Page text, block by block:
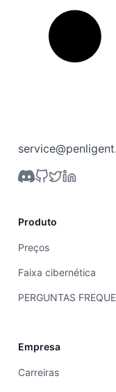
Produto
Preços
Faixa cibernética
PERGUNTAS
Empresa
Carreiras